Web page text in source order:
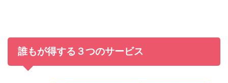
誰もが得する３つのサービス